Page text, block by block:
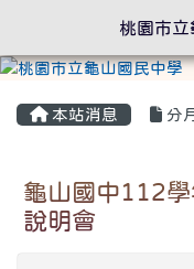
本站消息 分
龜山國中112
說明會
桃園市立